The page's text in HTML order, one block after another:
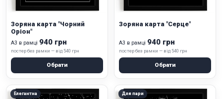
Зоряна карта "Чорний
Оріон"
А3 в рамці 940 грн
постер без рамки — від 540 грн
Обрати
Зоряна карта "Серце"
А3 в рамці 940 грн
постер без рамки — від 540 грн
Обрати
Елегантна Для пари